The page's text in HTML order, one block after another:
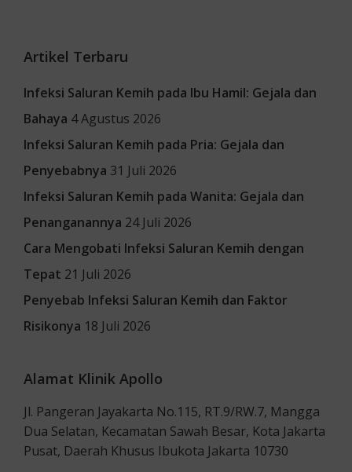
Artikel Terbaru
Infeksi Saluran Kemih pada Ibu Hamil: Gejala dan
Bahaya 4 Agustus 2026
Infeksi Saluran Kemih pada Pria: Gejala dan
Penyebabnya 31 Juli 2026
Infeksi Saluran Kemih pada Wanita: Gejala dan
Penanganannya 24 Juli 2026
Cara Mengobati Infeksi Saluran Kemih dengan
Tepat 21 Juli 2026
Penyebab Infeksi Saluran Kemih dan Faktor
Risikonya 18 Juli 2026
Alamat Klinik Apollo
Jl. Pangeran Jayakarta No.115, RT.9/RW.7, Mangga
Dua Selatan, Kecamatan Sawah Besar, Kota Jakarta
Pusat, Daerah Khusus Ibukota Jakarta 10730